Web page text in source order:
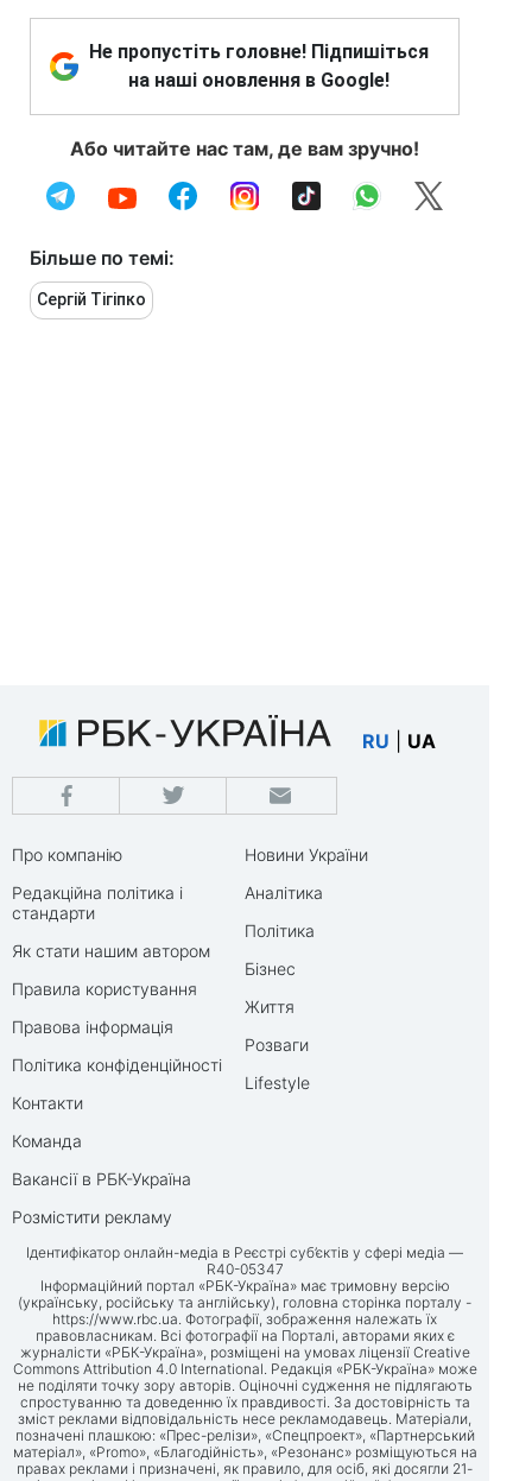
Не пропустіть головне! Підпишіться
на наші оновлення в Google!
Або читайте нас там, де вам зручно!
Більше по темі:
Сергій Тігіпко
RU UA
Про компанію
Редакційна політика і
стандарти
Як стати нашим автором
Правила користування
Правова інформація
Політика конфіденційності
Контакти
Команда
Вакансії в РБК-Україна
Розмістити рекламу
Новини України
Аналітика
Політика
Бізнес
Життя
Розваги
Lifestyle
Ідентифікатор онлайн-медіа в Реєстрі суб’єктів у сфері медіа —
R40-05347
Інформаційний портал «РБК-Україна» має тримовну версію
(українську, російську та англійську), головна сторінка порталу -
https://www.rbc.ua. Фотографії, зображення належать їх
правовласникам. Всі фотографії на Порталі, авторами яких є
журналісти «РБК-Україна», розміщені на умовах ліцензії Creative
Commons Attribution 4.0 International. Редакція «РБК-Україна» може
не поділяти точку зору авторів. Оціночні судження не підлягають
спростуванню та доведенню їх правдивості. За достовірність та
зміст реклами відповідальність несе рекламодавець. Матеріали,
позначені плашкою: «Прес-релізи», «Спецпроект», «Партнерський
матеріал», «Promo», «Благодійність», «Резонанс» розміщуються на
правах реклами і призначені, як правило, для осіб, які досягли 21-